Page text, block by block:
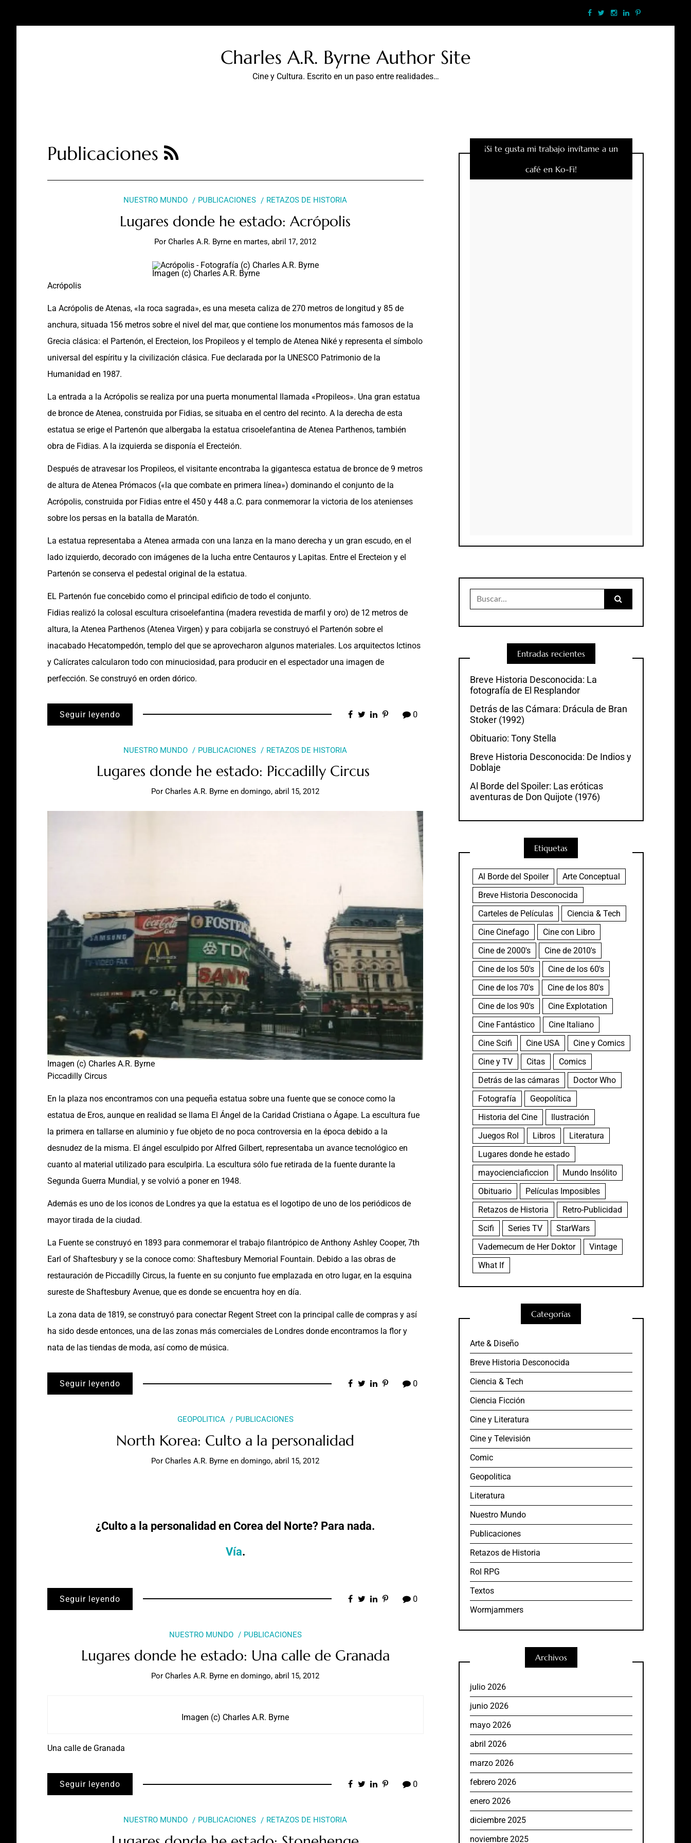
Charles A.R. Byrne Author Site
Cine y Cultura. Escrito en un paso entre realidades…
Publicaciones
NUESTRO MUNDO PUBLICACIONES RETAZOS DE HISTORIA
Lugares donde he estado: Acrópolis
PorCharles A.R. Byrne en martes, abril 17, 2012
Imagen (c) Charles A.R. Byrne
Acrópolis
La Acrópolis de Atenas, «la roca sagrada», es una meseta caliza de 270 metros de longitud y 85 de
anchura, situada 156 metros sobre el nivel del mar, que contiene los monumentos más famosos de la
Grecia clásica: el Partenón, el Erecteion, los Propileos y el templo de Atenea Niké y representa el símbolo
universal del espíritu y la civilización clásica. Fue declarada por la UNESCO Patrimonio de la
Humanidad en 1987.
La entrada a la Acrópolis se realiza por una puerta monumental llamada «Propileos». Una gran estatua
de bronce de Atenea, construida por Fidias, se situaba en el centro del recinto. A la derecha de esta
estatua se erige el Partenón que albergaba la estatua crisoelefantina de Atenea Parthenos, también
obra de Fidias. A la izquierda se disponía el Erecteión.
Después de atravesar los Propileos, el visitante encontraba la gigantesca estatua de bronce de 9 metros
de altura de Atenea Prómacos («la que combate en primera línea») dominando el conjunto de la
Acrópolis, construida por Fidias entre el 450 y 448 a.C. para conmemorar la victoria de los atenienses
sobre los persas en la batalla de Maratón.
La estatua representaba a Atenea armada con una lanza en la mano derecha y un gran escudo, en el
lado izquierdo, decorado con imágenes de la lucha entre Centauros y Lapitas. Entre el Erecteion y el
Partenón se conserva el pedestal original de la estatua.
EL Partenón fue concebido como el principal edificio de todo el conjunto.
Fidias realizó la colosal escultura crisoelefantina (madera revestida de marfil y oro) de 12 metros de
altura, la Atenea Parthenos (Atenea Virgen) y para cobijarla se construyó el Partenón sobre el
inacabado Hecatompedón, templo del que se aprovecharon algunos materiales. Los arquitectos Ictinos
y Calícrates calcularon todo con minuciosidad, para producir en el espectador una imagen de
perfección. Se construyó en orden dórico.
Seguir leyendo 0
NUESTRO MUNDO PUBLICACIONES RETAZOS DE HISTORIA
Lugares donde he estado: Piccadilly Circus
PorCharles A.R. Byrne endomingo, abril 15, 2012
Imagen (c) Charles A.R. Byrne
Piccadilly Circus
En la plaza nos encontramos con una pequeña estatua sobre una fuente que se conoce como la
estatua de Eros, aunque en realidad se llama El Ángel de la Caridad Cristiana o Ágape. La escultura fue
la primera en tallarse en aluminio y fue objeto de no poca controversia en la época debido a la
desnudez de la misma. El ángel esculpido por Alfred Gilbert, representaba un avance tecnológico en
cuanto al material utilizado para esculpirla. La escultura sólo fue retirada de la fuente durante la
Segunda Guerra Mundial, y se volvió a poner en 1948.
Además es uno de los iconos de Londres ya que la estatua es el logotipo de uno de los periódicos de
mayor tirada de la ciudad.
La Fuente se construyó en 1893 para conmemorar el trabajo filantrópico de Anthony Ashley Cooper, 7th
Earl of Shaftesbury y se la conoce como: Shaftesbury Memorial Fountain. Debido a las obras de
restauración de Piccadilly Circus, la fuente en su conjunto fue emplazada en otro lugar, en la esquina
sureste de Shaftesbury Avenue, que es donde se encuentra hoy en día.
La zona data de 1819, se construyó para conectar Regent Street con la principal calle de compras y así
ha sido desde entonces, una de las zonas más comerciales de Londres donde encontramos la flor y
nata de las tiendas de moda, así como de música.
Seguir leyendo 0
GEOPOLITICA PUBLICACIONES
North Korea: Culto a la personalidad
PorCharles A.R. Byrne endomingo, abril 15, 2012
¿Culto a la personalidad en Corea del Norte? Para nada.
Vía.
Seguir leyendo 0
NUESTRO MUNDO PUBLICACIONES
Lugares donde he estado: Una calle de Granada
PorCharles A.R. Byrne endomingo, abril 15, 2012
Imagen (c) Charles A.R. Byrne
Una calle de Granada
Seguir leyendo 0
NUESTRO MUNDO PUBLICACIONES RETAZOS DE HISTORIA
¡Si te gusta mi trabajo invítame a un
café en Ko-Fi!
Buscar:
Entradas recientes
Breve Historia Desconocida: La
fotografía de El Resplandor
Detrás de las Cámara: Drácula de Bran
Stoker (1992)
Obituario: Tony Stella
Breve Historia Desconocida: De Indios y
Doblaje
Al Borde del Spoiler: Las eróticas
aventuras de Don Quijote (1976)
Etiquetas
Al Borde del Spoiler
Arte Conceptual
Breve Historia Desconocida
Carteles de Películas
Ciencia & Tech
Cine Cinefago
Cine con Libro
Cine de 2000's
Cine de 2010's
Cine de los 50's
Cine de los 60's
Cine de los 70's
Cine de los 80's
Cine de los 90's
Cine Explotation
Cine Fantástico
Cine Italiano
Cine Scifi
Cine USA
Cine y Comics
Cine y TV
Citas
Comics
Detrás de las cámaras
Doctor Who
Fotografía
Geopolítica
Historia del Cine
Ilustración
Juegos Rol
Libros
Literatura
Lugares donde he estado
mayocienciaficcion
Mundo Insólito
Obituario
Películas Imposibles
Retazos de Historia
Retro-Publicidad
Scifi
Series TV
StarWars
Vademecum de Her Doktor
Vintage
What If
Categorías
Arte & Diseño
Breve Historia Desconocida
Ciencia & Tech
Ciencia Ficción
Cine y Literatura
Cine y Televisión
Comic
Geopolitica
Literatura
Nuestro Mundo
Publicaciones
Retazos de Historia
Rol RPG
Textos
Wormjammers
Archivos
julio 2026
junio 2026
mayo 2026
abril 2026
marzo 2026
febrero 2026
enero 2026
diciembre 2025
noviembre 2025